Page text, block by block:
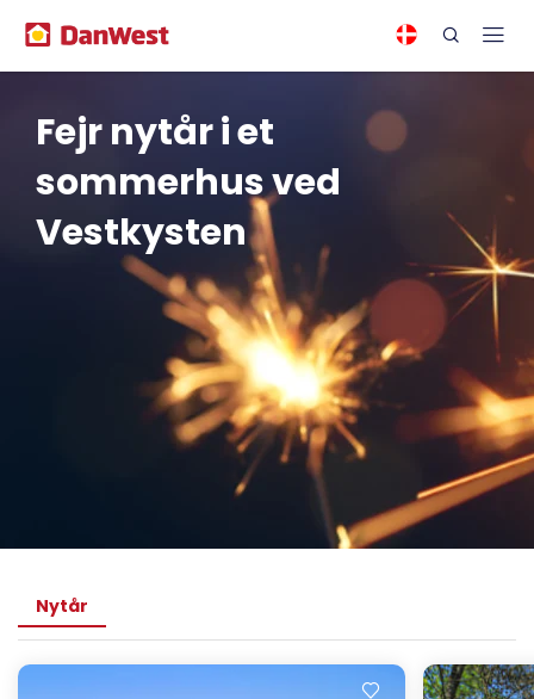
Fejr nytår i et
sommerhus ved
Vestkysten
Nytår